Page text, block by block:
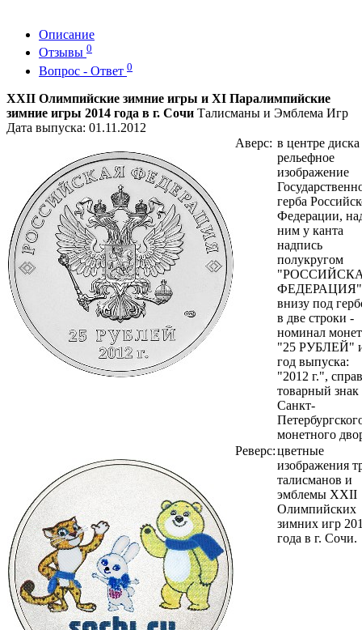
Описание
Отзывы 0
Вопрос - Ответ 0
XXII Олимпийские зимние игры и XI Паралимпийские
зимние игры 2014 года в г. Сочи Талисманы и Эмблема Игр
Дата выпуска: 01.11.2012
Аверс: в центре диска
рельефное
изображение
герба
Федерации,
ним у канта
надпись
полукругом
внизу под
в две строки -
номинал
"25 РУБЛЕЙ"
год выпуска:
"2012 г.",
товарный знак
Санкт-
монетного
Реверс:цветные
изображения
талисманов и
эмблемы XXII
Олимпийских
зимних игр
года в г. Сочи.